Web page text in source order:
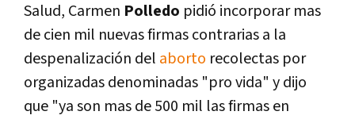
Salud, Carmen Polledo pidió incorporar mas
de cien mil nuevas firmas contrarias a la
despenalización del aborto recolectas por
organizadas denominadas "pro vida" y dijo
que "ya son mas de 500 mil las firmas en